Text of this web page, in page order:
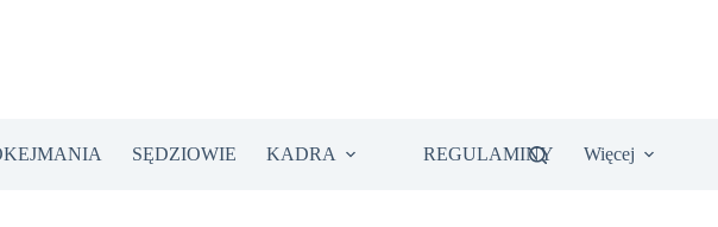
SĘDZIOWIE KADRA REGULAMINY Więcej